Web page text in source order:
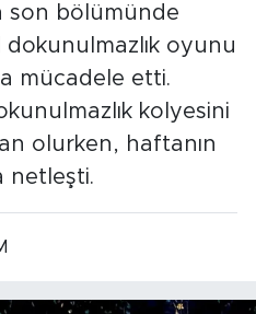
son bölümünde
dokunulmazlık oyunu
mücadele etti.
kolyesini
olurken, haftanın
netleşti.